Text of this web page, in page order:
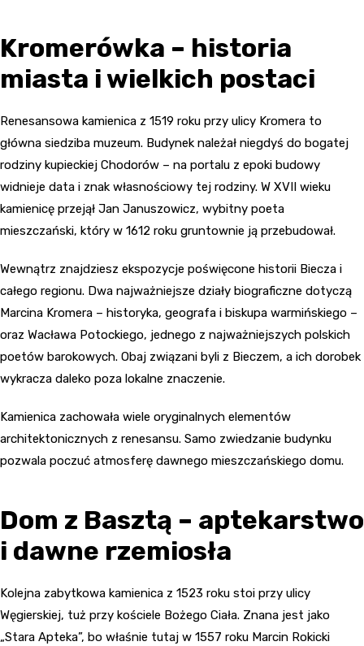
Kromerówka – historia
miasta i wielkich postaci
Renesansowa kamienica z 1519 roku przy ulicy Kromera to
główna siedziba muzeum. Budynek należał niegdyś do bogatej
rodziny kupieckiej Chodorów – na portalu z epoki budowy
widnieje data i znak własnościowy tej rodziny. W XVII wieku
kamienicę przejął Jan Januszowicz, wybitny poeta
mieszczański, który w 1612 roku gruntownie ją przebudował.
Wewnątrz znajdziesz ekspozycje poświęcone historii Biecza i
całego regionu. Dwa najważniejsze działy biograficzne dotyczą
Marcina Kromera – historyka, geografa i biskupa warmińskiego –
oraz Wacława Potockiego, jednego z najważniejszych polskich
poetów barokowych. Obaj związani byli z Bieczem, a ich dorobek
wykracza daleko poza lokalne znaczenie.
Kamienica zachowała wiele oryginalnych elementów
architektonicznych z renesansu. Samo zwiedzanie budynku
pozwala poczuć atmosferę dawnego mieszczańskiego domu.
Dom z Basztą – aptekarstwo
i dawne rzemiosła
Kolejna zabytkowa kamienica z 1523 roku stoi przy ulicy
Węgierskiej, tuż przy kościele Bożego Ciała. Znana jest jako
„Stara Apteka”, bo właśnie tutaj w 1557 roku Marcin Rokicki